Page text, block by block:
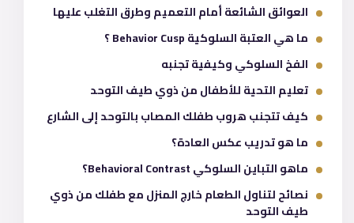
العوائق الشائعة أمام التعميم وطرق التغلب عليها
ما هي العتبة السلوكية Behavior Cusp ؟
الفخ السلوكي وكيفية تجنبه
تعليم التحية للأطفال من ذوي طيف التوحد
كيف تتجنب هروب طفلك المصاب بالتوحد إلى الشارع
ما هو تدريب عكس العادة؟
ماهو التباين السلوكي Behavioral Contrast؟
نصائح لتناول الطعام خارج المنزل مع طفلك من ذوي
طيف التوحد